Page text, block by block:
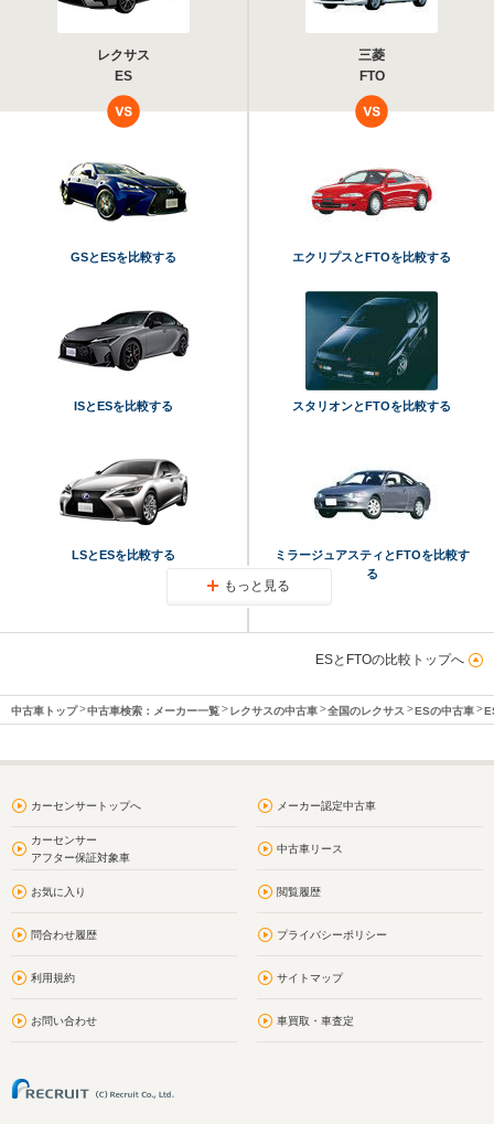
レクサス
ES
三菱
FTO
GSとESを比較する
ISとESを比較する
LSとESを比較する
エクリプスとFTOを比較する
スタリオンとFTOを比較する
ミラージュアスティとFTOを比較す
る
もっと見る
ESとFTOの比較トップへ
中古車トップ 中古車検索：メーカー一覧 レクサスの中古車 全国のレクサス ESの中古車
カーセンサートップへ メーカー認定中古車
カーセンサー
アフター保証対象車
中古車リース
お気に入り 閲覧履歴
問合わせ履歴 プライバシーポリシー
利用規約 サイトマップ
お問い合わせ 車買取・車査定